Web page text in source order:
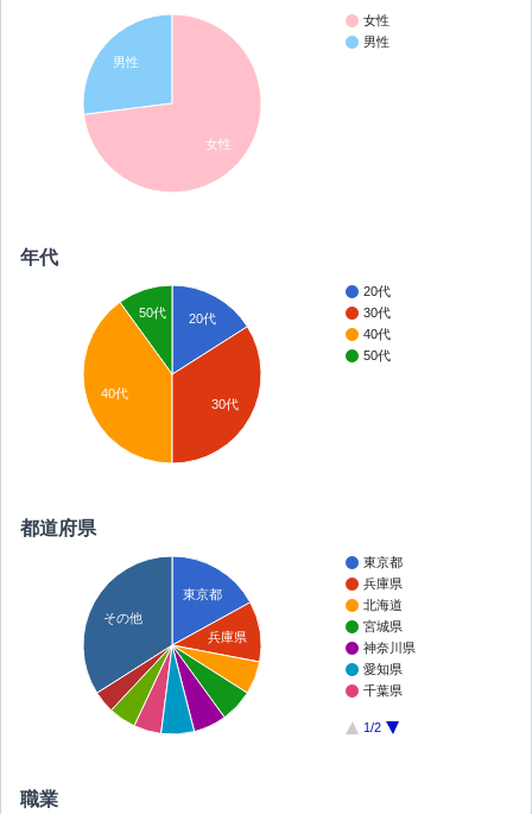
女性
男性
男性
女性
年代
20代
30代
40代
50代
20代
50代
40代
30代
都道府県
東京都
兵庫県
北海道
宮城県
神奈川県
愛知県
千葉県
1/2
東京都
兵庫県
その他
職業